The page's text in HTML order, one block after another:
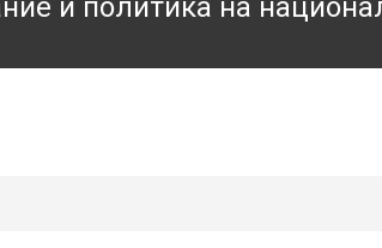
и политика на